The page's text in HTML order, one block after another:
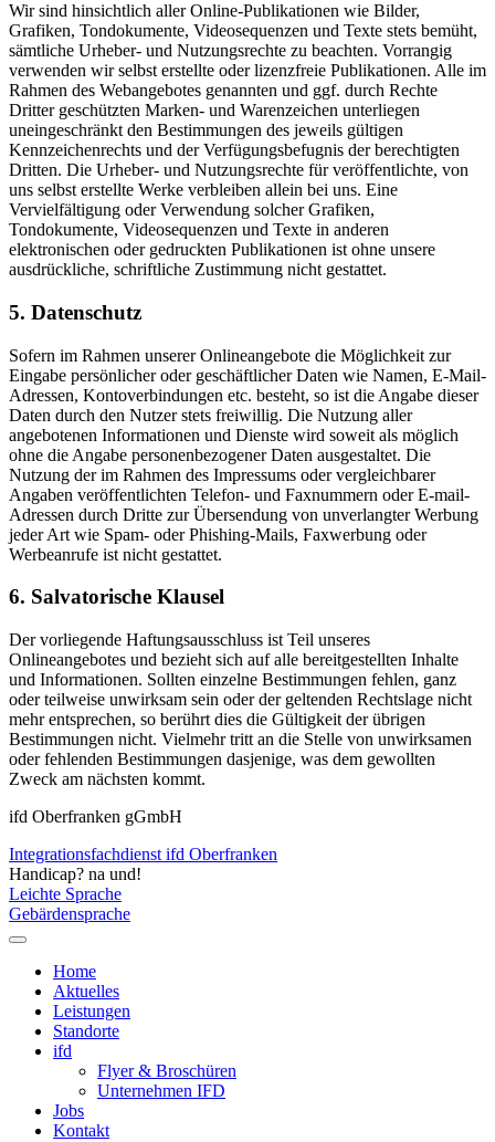
Wir sind hinsichtlich aller Online-Publikationen wie Bilder,
Grafiken, Tondokumente, Videosequenzen und Texte stets bemüht,
sämtliche Urheber- und Nutzungsrechte zu beachten. Vorrangig
verwenden wir selbst erstellte oder lizenzfreie Publikationen. Alle im
Rahmen des Webangebotes genannten und ggf. durch Rechte
Dritter geschützten Marken- und Warenzeichen unterliegen
uneingeschränkt den Bestimmungen des jeweils gültigen
Kennzeichenrechts und der Verfügungsbefugnis der berechtigten
Dritten. Die Urheber- und Nutzungsrechte für veröffentlichte, von
uns selbst erstellte Werke verbleiben allein bei uns. Eine
Vervielfältigung oder Verwendung solcher Grafiken,
Tondokumente, Videosequenzen und Texte in anderen
elektronischen oder gedruckten Publikationen ist ohne unsere
ausdrückliche, schriftliche Zustimmung nicht gestattet.
5. Datenschutz
Sofern im Rahmen unserer Onlineangebote die Möglichkeit zur
Eingabe persönlicher oder geschäftlicher Daten wie Namen, E-Mail-
Adressen, Kontoverbindungen etc. besteht, so ist die Angabe dieser
Daten durch den Nutzer stets freiwillig. Die Nutzung aller
angebotenen Informationen und Dienste wird soweit als möglich
ohne die Angabe personenbezogener Daten ausgestaltet. Die
Nutzung der im Rahmen des Impressums oder vergleichbarer
Angaben veröffentlichten Telefon- und Faxnummern oder E-mail-
Adressen durch Dritte zur Übersendung von unverlangter Werbung
jeder Art wie Spam- oder Phishing-Mails, Faxwerbung oder
Werbeanrufe ist nicht gestattet.
6. Salvatorische Klausel
Der vorliegende Haftungsausschluss ist Teil unseres
Onlineangebotes und bezieht sich auf alle bereitgestellten Inhalte
und Informationen. Sollten einzelne Bestimmungen fehlen, ganz
oder teilweise unwirksam sein oder der geltenden Rechtslage nicht
mehr entsprechen, so berührt dies die Gültigkeit der übrigen
Bestimmungen nicht. Vielmehr tritt an die Stelle von unwirksamen
oder fehlenden Bestimmungen dasjenige, was dem gewollten
Zweck am nächsten kommt.
ifd Oberfranken gGmbH
Integrationsfachdienst ifd Oberfranken
Handicap? na und!
Leichte Sprache
Gebärdensprache
Home
Aktuelles
Leistungen
Standorte
ifd
Flyer & Broschüren
Unternehmen IFD
Jobs
Kontakt